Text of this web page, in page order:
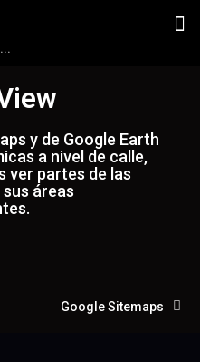
y de Google Earth
a nivel de calle,
ver partes de las
áreas
Google Sitemaps